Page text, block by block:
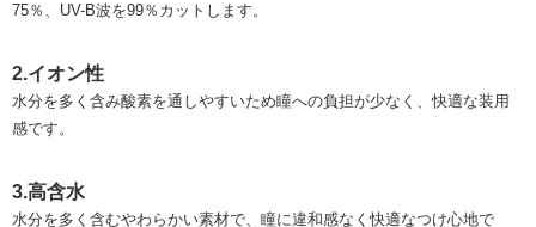
75％、UV-B波を99％カットします。
2.イオン性
水分を多く含み酸素を通しやすいため瞳への負担が少なく、快適な装用
感です。
3.高含水
水分を多く含むやわらかい素材で、瞳に違和感なく快適なつけ心地で